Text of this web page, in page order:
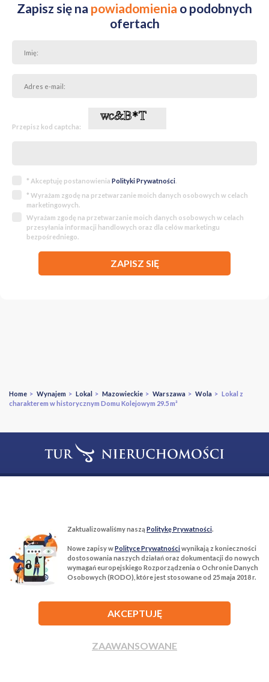
Zapisz się na powiadomienia o podobnych
ofertach
Przepisz kod captcha:
* Akceptuję postanowienia Polityki Prywatności.
* Wyrażam zgodę na przetwarzanie moich danych osobowych w celach
marketingowych.
Wyrażam zgodę na przetwarzanie moich danych osobowych w celach
przesyłania informacji handlowych oraz dla celów marketingu
bezpośredniego.
ZAPISZ SIĘ
Home > Wynajem > Lokal > Mazowieckie > Warszawa > Wola > Lokal z
charakterem w historycznym Domu Kolejowym 29.5 m²
03−134 Warszawa, ul. Książkowa 10/4u
ROZWIŃ
Agencja nieruchomości Tur Nieruchomości © 2026 Wszelkie prawa
zastrzeżone.
Zaktualizowaliśmy naszą Politykę Prywatności.
Nowe zapisy wPolityce Prywatnościwynikają z konieczności
dostosowania naszych działań oraz dokumentacji do nowych
wymagań europejskiego Rozporządzenia o Ochronie Danych
Osobowych (RODO), które jest stosowane od 25 maja 2018 r.
AKCEPTUJĘ
ZAAWANSOWANE